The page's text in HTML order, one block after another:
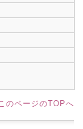
のページのTOPへ